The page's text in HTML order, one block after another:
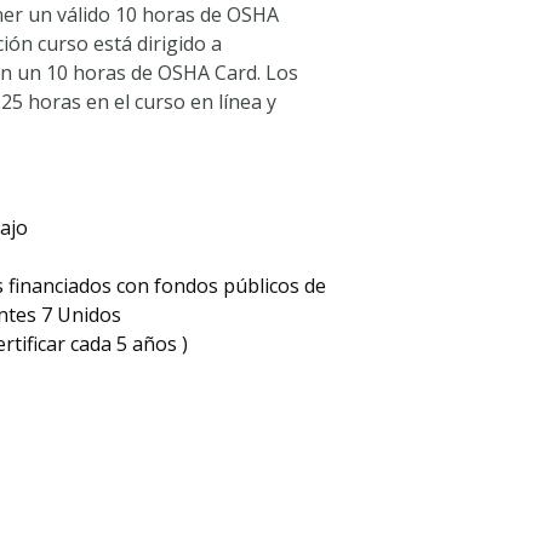
un válido 10 horas de OSHA
curso está dirigido a
10 horas de OSHA Card. Los
horas en el curso en línea y
con fondos públicos de
7 Unidos
cada 5 años )